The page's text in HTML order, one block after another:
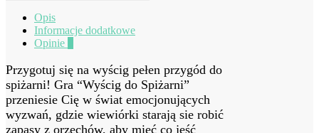
Opis
Informacje dodatkowe
Opinie
Przygotuj się na wyścig pełen przygód do
spiżarni! Gra “Wyścig do Spiżarni”
przeniesie Cię w świat emocjonujących
wyzwań, gdzie wiewiórki starają sie robić
zapasy z orzechów, aby mieć co jeść